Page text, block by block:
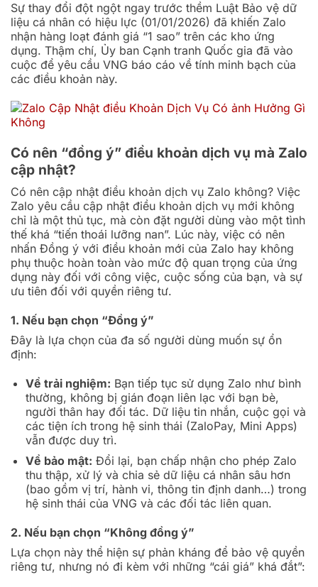
Sự thay đổi đột ngột ngay trước thềm Luật Bảo vệ dữ
liệu cá nhân có hiệu lực (01/01/2026) đã khiến Zalo
nhận hàng loạt đánh giá “1 sao” trên các kho ứng
dụng. Thậm chí, Ủy ban Cạnh tranh Quốc gia đã vào
cuộc để yêu cầu VNG báo cáo về tính minh bạch của
các điều khoản này.
Có nên “đồng ý” điều khoản dịch vụ mà Zalo
cập nhật?
Có nên cập nhật điều khoản dịch vụ Zalo không? Việc
Zalo yêu cầu cập nhật điều khoản dịch vụ mới không
chỉ là một thủ tục, mà còn đặt người dùng vào một tình
thế khá “tiến thoái lưỡng nan”. Lúc này, việc có nên
nhấn Đồng ý với điều khoản mới của Zalo hay không
phụ thuộc hoàn toàn vào mức độ quan trọng của ứng
dụng này đối với công việc, cuộc sống của bạn, và sự
ưu tiên đối với quyền riêng tư.
1. Nếu bạn chọn “Đồng ý”
Đây là lựa chọn của đa số người dùng muốn sự ổn
định:
Về trải nghiệm: Bạn tiếp tục sử dụng Zalo như bình
thường, không bị gián đoạn liên lạc với bạn bè,
người thân hay đối tác. Dữ liệu tin nhắn, cuộc gọi và
các tiện ích trong hệ sinh thái (ZaloPay, Mini Apps)
vẫn được duy trì.
Về bảo mật: Đổi lại, bạn chấp nhận cho phép Zalo
thu thập, xử lý và chia sẻ dữ liệu cá nhân sâu hơn
(bao gồm vị trí, hành vi, thông tin định danh…) trong
hệ sinh thái của VNG và các đối tác liên quan.
2. Nếu bạn chọn “Không đồng ý”
Lựa chọn này thể hiện sự phản kháng để bảo vệ quyền
riêng tư, nhưng nó đi kèm với những “cái giá” khá đắt”: